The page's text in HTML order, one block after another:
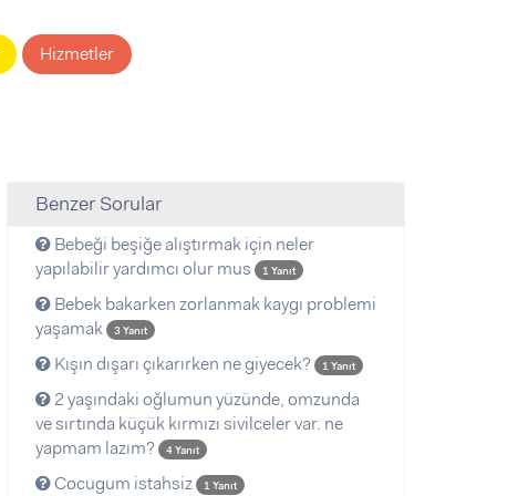
Hizmetler
Benzer Sorular
Bebeği beşiğe alıştırmak için neler
yapılabilir yardımcı olur mus
1 Yanıt
Bebek bakarken zorlanmak kaygı problemi
yaşamak
3 Yanıt
Kışın dışarı çıkarırken ne giyecek? 1 Yanıt
2 yaşındaki oğlumun yüzünde, omzunda
ve sırtında küçük kırmızı sivilceler var. ne
yapmam lazım?
4 Yanıt
Cocugum istahsiz 1 Yanıt